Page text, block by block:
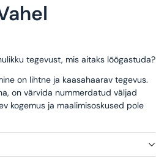
tegevust, mis aitaks lõõgastuda?
on lihtne ja kaasahaarav tegevus.
on värvida nummerdatud väljad
kogemus ja maalimisoskused pole